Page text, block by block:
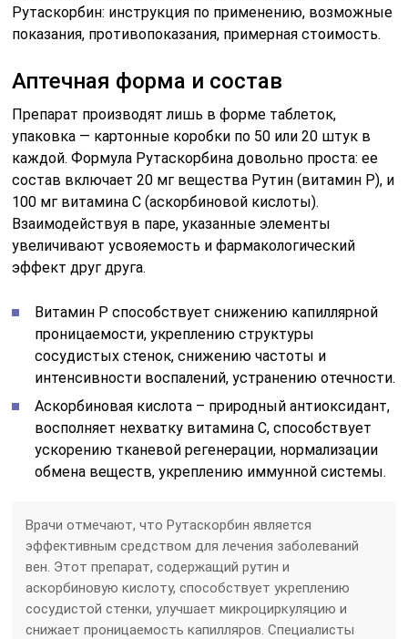
Рутаскорбин: инструкция по применению, возможные
показания, противопоказания, примерная стоимость.
Аптечная форма и состав
Препарат производят лишь в форме таблеток,
упаковка — картонные коробки по 50 или 20 штук в
каждой. Формула Рутаскорбина довольно проста: ее
состав включает 20 мг вещества Рутин (витамин Р), и
100 мг витамина С (аскорбиновой кислоты).
Взаимодействуя в паре, указанные элементы
увеличивают усвояемость и фармакологический
эффект друг друга.
Витамин Р способствует снижению капиллярной
проницаемости, укреплению структуры
сосудистых стенок, снижению частоты и
интенсивности воспалений, устранению отечности.
Аскорбиновая кислота – природный антиоксидант,
восполняет нехватку витамина С, способствует
ускорению тканевой регенерации, нормализации
обмена веществ, укреплению иммунной системы.
Врачи отмечают, что Рутаскорбин является
эффективным средством для лечения заболеваний
вен. Этот препарат, содержащий рутин и
аскорбиновую кислоту, способствует укреплению
сосудистой стенки, улучшает микроциркуляцию и
снижает проницаемость капилляров. Специалисты